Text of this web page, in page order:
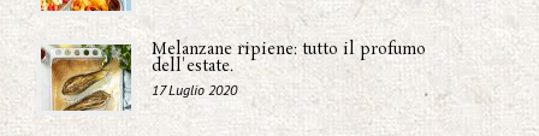
Melanzane ripiene: tutto il profumo
dell'estate.
17 Luglio 2020